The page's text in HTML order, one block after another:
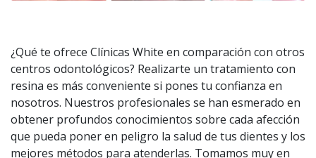
¿Qué te ofrece Clínicas White en comparación con otros
centros odontológicos? Realizarte un tratamiento con
resina es más conveniente si pones tu confianza en
nosotros. Nuestros profesionales se han esmerado en
obtener profundos conocimientos sobre cada afección
que pueda poner en peligro la salud de tus dientes y los
mejores métodos para atenderlas. Tomamos muy en